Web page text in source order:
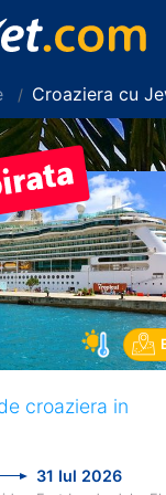
Croaziera cu
croaziera in
31 Iul 2026